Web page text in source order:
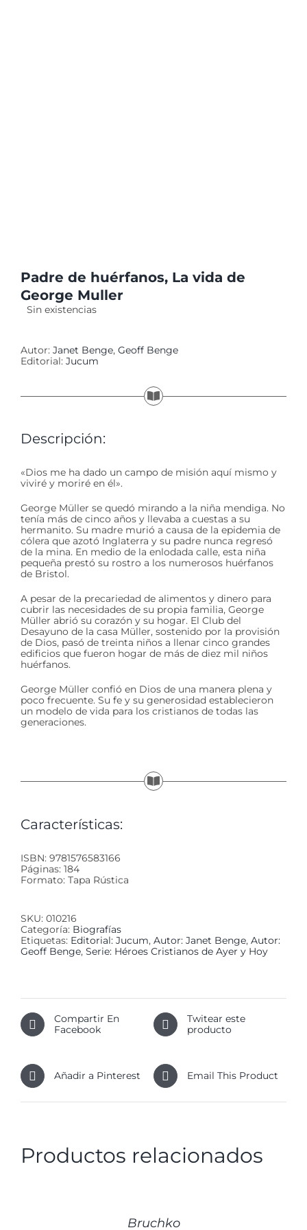
Padre de huérfanos, La vida de
George Muller
Sin existencias
Autor: Janet Benge, Geoff Benge
Editorial: Jucum
Descripción:
«Dios me ha dado un campo de misión aquí mismo y
viviré y moriré en él».
George Müller se quedó mirando a la niña mendiga. No
tenía más de cinco años y llevaba a cuestas a su
hermanito. Su madre murió a causa de la epidemia de
cólera que azotó Inglaterra y su padre nunca regresó
de la mina. En medio de la enlodada calle, esta niña
pequeña prestó su rostro a los numerosos huérfanos
de Bristol.
A pesar de la precariedad de alimentos y dinero para
cubrir las necesidades de su propia familia, George
Müller abrió su corazón y su hogar. El Club del
Desayuno de la casa Müller, sostenido por la provisión
de Dios, pasó de treinta niños a llenar cinco grandes
edificios que fueron hogar de más de diez mil niños
huérfanos.
George Müller confió en Dios de una manera plena y
poco frecuente. Su fe y su generosidad establecieron
un modelo de vida para los cristianos de todas las
generaciones.
Características:
ISBN: 9781576583166
Páginas: 184
Formato: Tapa Rústica
SKU: 010216
Categoría: Biografías
Etiquetas: Editorial: Jucum, Autor: Janet Benge, Autor:
Geoff Benge, Serie: Héroes Cristianos de Ayer y Hoy
Compartir En
Facebook
Twitear este
producto
Añadir a Pinterest Email This Product
Productos relacionados
Bruchko